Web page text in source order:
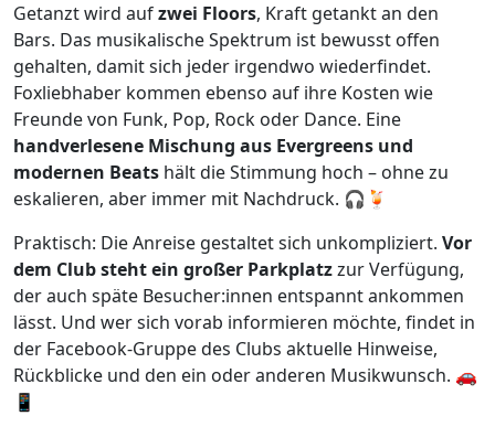
Getanzt wird aufzwei Floors, Kraft getankt an den
Bars. Das musikalische Spektrum ist bewusst offen
gehalten, damit sich jeder irgendwo wiederfindet.
Foxliebhaber kommen ebenso auf ihre Kosten wie
Freunde von Funk, Pop, Rock oder Dance. Eine
handverlesene Mischung aus Evergreens und
modernen Beats hält die Stimmung hoch – ohne zu
eskalieren, aber immer mit Nachdruck. 🎧🍹
Praktisch: Die Anreise gestaltet sich unkompliziert. Vor
dem Club steht ein großer Parkplatzzur Verfügung,
der auch späte Besucher:innen entspannt ankommen
lässt. Und wer sich vorab informieren möchte, findet in
der Facebook-Gruppe des Clubs aktuelle Hinweise,
Rückblicke und den ein oder anderen Musikwunsch. 🚗
📱